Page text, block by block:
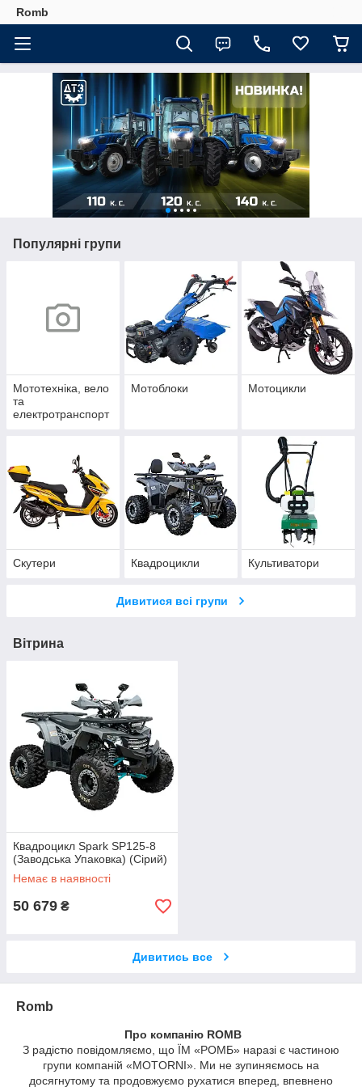
Romb
Популярні групи
Мототехніка, вело
та
електротранспорт
Мотоблоки Мотоцикли
Скутери Квадроцикли Культиватори
Дивитися всі групи
Вітрина
Квадроцикл Spark SP125-8
(Заводська Упаковка) (Сірий)
Немає в наявності
50 679 ₴
Дивитись все
Romb
Про компанію ROMB
З радістю повідомляємо, що ЇМ «РОМБ» наразі є частиною
групи компаній «MOTORNI». Ми не зупиняємось на
досягнутому та продовжуємо рухатися вперед, впевнено